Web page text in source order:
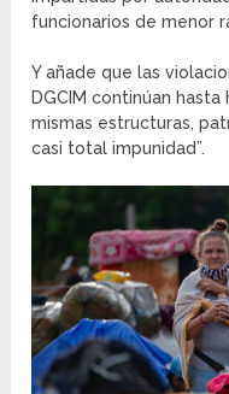
funcionarios de menor
Y añade que las
DGCIM continúan
mismas estructuras,
casi total impunidad”.